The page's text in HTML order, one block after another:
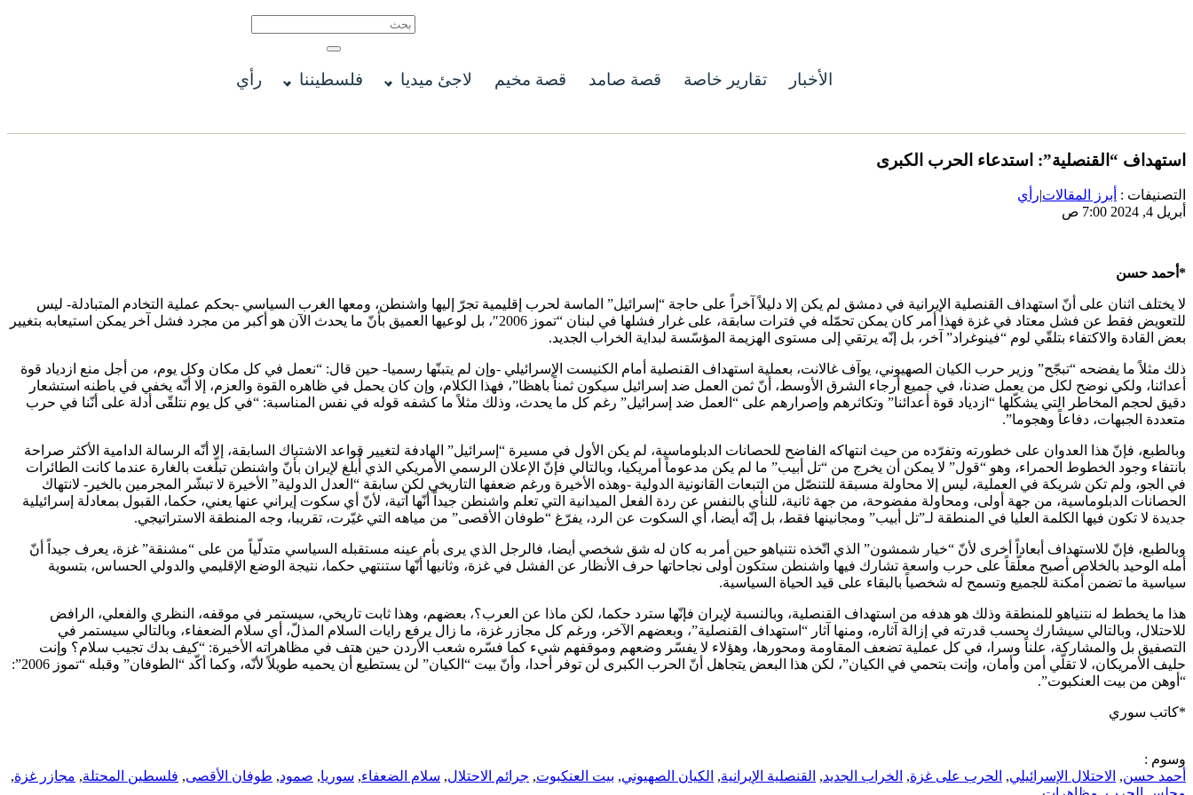
الأخبار تقارير خاصة قصة صامد قصة مخيم لاجئ ميديا فلسطيننا رأي
استهداف “القنصلية”: استدعاء الحرب الكبرى
التصنيفات : أبرز المقالات|رأي
أبريل 4, 2024 7:00 ص
* أحمد حسن
لا يختلف اثنان على أنّ استهداف القنصلية الإيرانية في دمشق لم يكن إلا دليلاً آخراً على حاجة “إسرائيل” الماسة لحرب إقليمية تجرّ إليها واشنطن، ومعها الغرب السياسي -بحكم عملية التخادم المتبادلة- ليس
للتعويض فقط عن فشل معتاد في غزة فهذا أمر كان يمكن تحمّله في فترات سابقة، على غرار فشلها في لبنان “تموز 2006″، بل لوعيها العميق بأنّ ما يحدث الآن هو أكبر من مجرد فشل آخر يمكن استيعابه بتغيير
بعض القادة والاكتفاء بتلقّي لوم “فينوغراد” آخر، بل إنّه يرتقي إلى مستوى الهزيمة المؤسّسة لبداية الخراب الجديد.
ذلك مثلاً ما يفضحه “تبجّح” وزير حرب الكيان الصهيوني، يوآف غالانت، بعملية استهداف القنصلية أمام الكنيست الإسرائيلي -وإن لم يتبنّها رسميا- حين قال: “نعمل في كل مكان وكل يوم، من أجل منع ازدياد قوة
أعدائنا، ولكي نوضح لكل من يعمل ضدنا، في جميع أرجاء الشرق الأوسط، أنّ ثمن العمل ضد إسرائيل سيكون ثمناً باهظا”، فهذا الكلام، وإن كان يحمل في ظاهره القوة والعزم، إلا أنّه يخفي في باطنه استشعار
دقيق لحجم المخاطر التي يشكّلها “ازدياد قوة أعدائنا” وتكاثرهم وإصرارهم على “العمل ضد إسرائيل” رغم كل ما يحدث، وذلك مثلاً ما كشفه قوله في نفس المناسبة: “في كل يوم نتلقّى أدلة على أنّنا في حرب
متعددة الجبهات، دفاعاً وهجوما”.
وبالطبع، فإنّ هذا العدوان على خطورته وتفرّده من حيث انتهاكه الفاضح للحصانات الدبلوماسية، لم يكن الأول في مسيرة “إسرائيل” الهادفة لتغيير قواعد الاشتباك السابقة، إلا أنّه الرسالة الدامية الأكثر صراحة
بانتفاء وجود الخطوط الحمراء، وهو “قول” لا يمكن أن يخرج من “تل أبيب” ما لم يكن مدعوماً أمريكيا، وبالتالي فإنّ الإعلان الرسمي الأمريكي الذي أُبلغ لإيران بأنّ واشنطن تبلّغت بالغارة عندما كانت الطائرات
في الجو، ولم تكن شريكة في العملية، ليس إلا محاولة مسبقة للتنصّل من التبعات القانونية الدولية -وهذه الأخيرة ورغم ضعفها التاريخي لكن سابقة “العدل الدولية” الأخيرة لا تبشّر المجرمين بالخير- لانتهاك
الحصانات الدبلوماسية، من جهة أولى، ومحاولة مفضوحة، من جهة ثانية، للنأي بالنفس عن ردة الفعل الميدانية التي تعلم واشنطن جيداً أنّها آتية، لأنّ أي سكوت إيراني عنها يعني، حكما، القبول بمعادلة إسرائيلية
جديدة لا تكون فيها الكلمة العليا في المنطقة لـ”تل أبيب” ومجانينها فقط، بل إنّه أيضا، أي السكوت عن الرد، يفرّغ “طوفان الأقصى” من مياهه التي غيّرت، تقريبا، وجه المنطقة الاستراتيجي.
وبالطبع، فإنّ للاستهداف أبعاداً أخرى لأنّ “خيار شمشون” الذي اتّخذه نتنياهو حين أمر به كان له شق شخصي أيضا، فالرجل الذي يرى بأم عينه مستقبله السياسي متدلّياً من على “مشنقة” غزة، يعرف جيداً أنّ
أمله الوحيد بالخلاص أصبح معلّقاً على حرب واسعة تشارك فيها واشنطن ستكون أولى نجاحاتها حرف الأنظار عن الفشل في غزة، وثانيها أنّها ستنتهي حكما، نتيجة الوضع الإقليمي والدولي الحساس، بتسوية
سياسية ما تضمن أمكنة للجميع وتسمح له شخصياً بالبقاء على قيد الحياة السياسية.
هذا ما يخطط له نتنياهو للمنطقة وذلك هو هدفه من استهداف القنصلية، وبالنسبة لإيران فإنّها سترد حكما، لكن ماذا عن العرب؟، بعضهم، وهذا ثابت تاريخي، سيستمر في موقفه، النظري والفعلي، الرافض
للاحتلال، وبالتالي سيشارك بحسب قدرته في إزالة آثاره، ومنها آثار “استهداف القنصلية”، وبعضهم الآخر، ورغم كل مجازر غزة، ما زال يرفع رايات السلام المذلّ، أي سلام الضعفاء، وبالتالي سيستمر في
التصفيق بل والمشاركة، علناً وسرا، في كل عملية تضعف المقاومة ومحورها، وهؤلاء لا يفسّر وضعهم وموقفهم شيء كما فسّره شعب الأردن حين هتف في مظاهراته الأخيرة: “كيف بدك تجيب سلام؟ وإنت
حليف الأمريكان، لا تقلّي أمن وأمان، وإنت بتحمي في الكيان”، لكن هذا البعض يتجاهل أنّ الحرب الكبرى لن توفر أحدا، وأنّ بيت “الكيان” لن يستطيع أن يحميه طويلاً لأنّه، وكما أكّد “الطوفان” وقبله “تموز 2006”:
“أوهن من بيت العنكبوت”.
*كاتب سوري
وسوم :
أحمد حسن, الاحتلال الإسرائيلي, الحرب على غزة, الخراب الجديد, القنصلية الإيرانية, الكيان الصهيوني, بيت العنكبوت, جرائم الاحتلال, سلام الضعفاء, سوريا, صمود, طوفان الأقصى, فلسطين المحتلة, مجازر غزة,